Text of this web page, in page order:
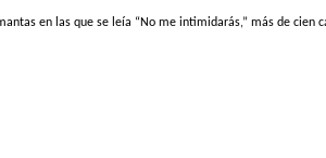
en las que se leía “No me intimidarás,” más de cien